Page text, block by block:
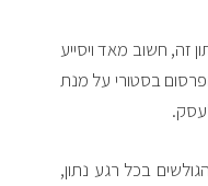
זה, חשוב מאד ויסייע
בסטורי על מנת
בכל רגע נתון,